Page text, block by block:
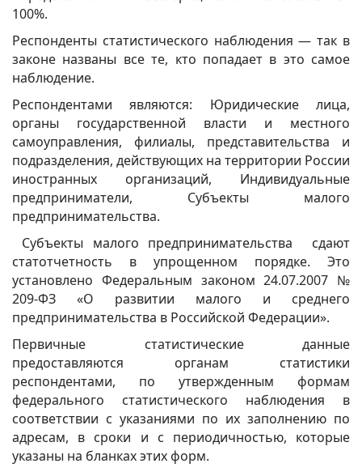
100%.
Респонденты статистического наблюдения — так в
законе названы все те, кто попадает в это самое
наблюдение.
Респондентами являются: Юридические лица,
органы государственной власти и местного
самоуправления, филиалы, представительства и
подразделения, действующих на территории России
иностранных организаций, Индивидуальные
предприниматели, Субъекты малого
предпринимательства.
Субъекты малого предпринимательства сдают
статотчетность в упрощенном порядке. Это
установлено Федеральным законом 24.07.2007 №
209-ФЗ «О развитии малого и среднего
предпринимательства в Российской Федерации».
Первичные статистические данные
предоставляются органам статистики
респондентами, по утвержденным формам
федерального статистического наблюдения в
соответствии с указаниями по их заполнению по
адресам, в сроки и с периодичностью, которые
указаны на бланках этих форм.